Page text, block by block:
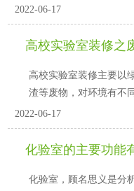
2022-06-17
高校实验室装修之
高校实验室装修主要以绿
渣等废物，对环境有
2022-06-17
化验室的主要功能
化验室，顾名思义是分析